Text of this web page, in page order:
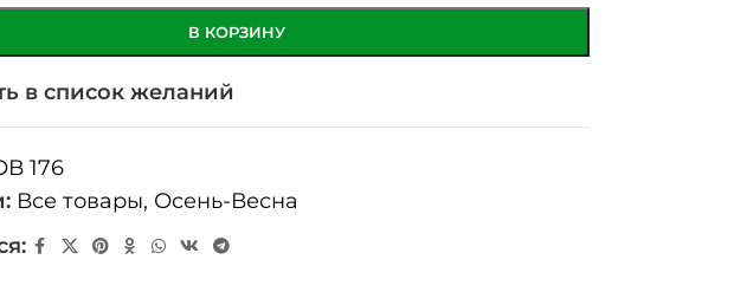
В КОРЗИНУ
в список желаний
176
Все товары, Осень-Весна